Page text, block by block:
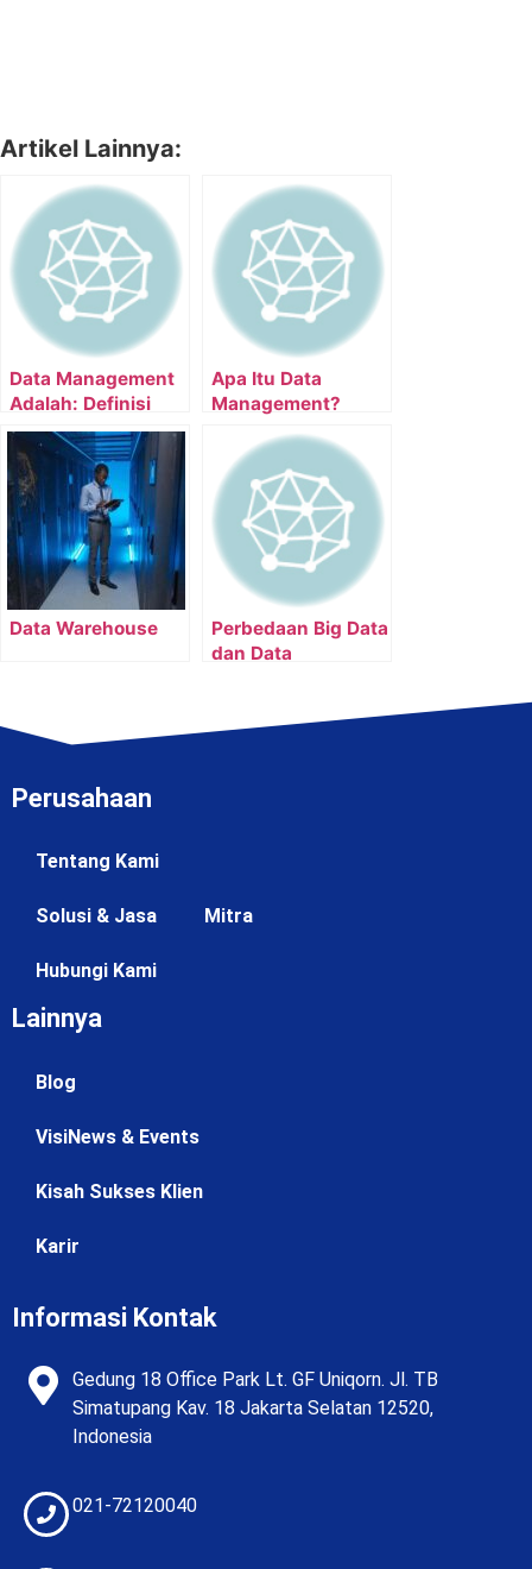
Artikel Lainnya:
Data Management
Adalah: Definisi
dan Cara
Penerapannya
Apa Itu Data
Management?
Data Warehouse
Perbedaan Big Data
dan Data
Perusahaan
Tentang Kami
Solusi & Jasa Mitra
Hubungi Kami
Lainnya
Blog
VisiNews & Events
Kisah Sukses Klien
Karir
Informasi Kontak
Gedung 18 Office Park Lt. GF Uniqorn. Jl. TB
Simatupang Kav. 18 Jakarta Selatan 12520,
Indonesia
021-72120040